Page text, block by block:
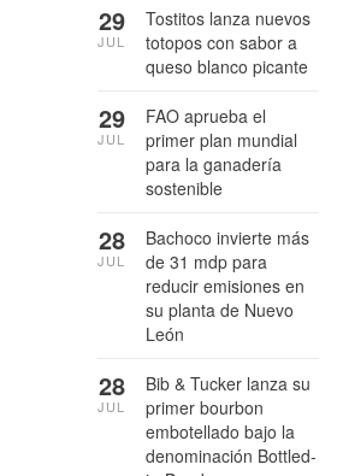
Tostitos lanza nuevos
totopos con sabor a
queso blanco picante
29
JUL
FAO aprueba el
primer plan mundial
para la ganadería
sostenible
29
JUL
Bachoco invierte más
de 31 mdp para
reducir emisiones en
su planta de Nuevo
León
28
JUL
Bib & Tucker lanza su
primer bourbon
embotellado bajo la
denominación Bottled-
28
JUL